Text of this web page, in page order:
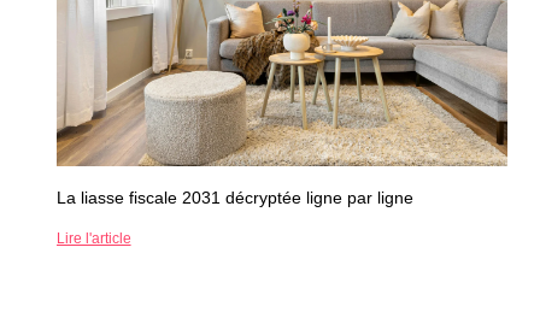
La liasse fiscale 2031 décryptée ligne par ligne
Lire l'article